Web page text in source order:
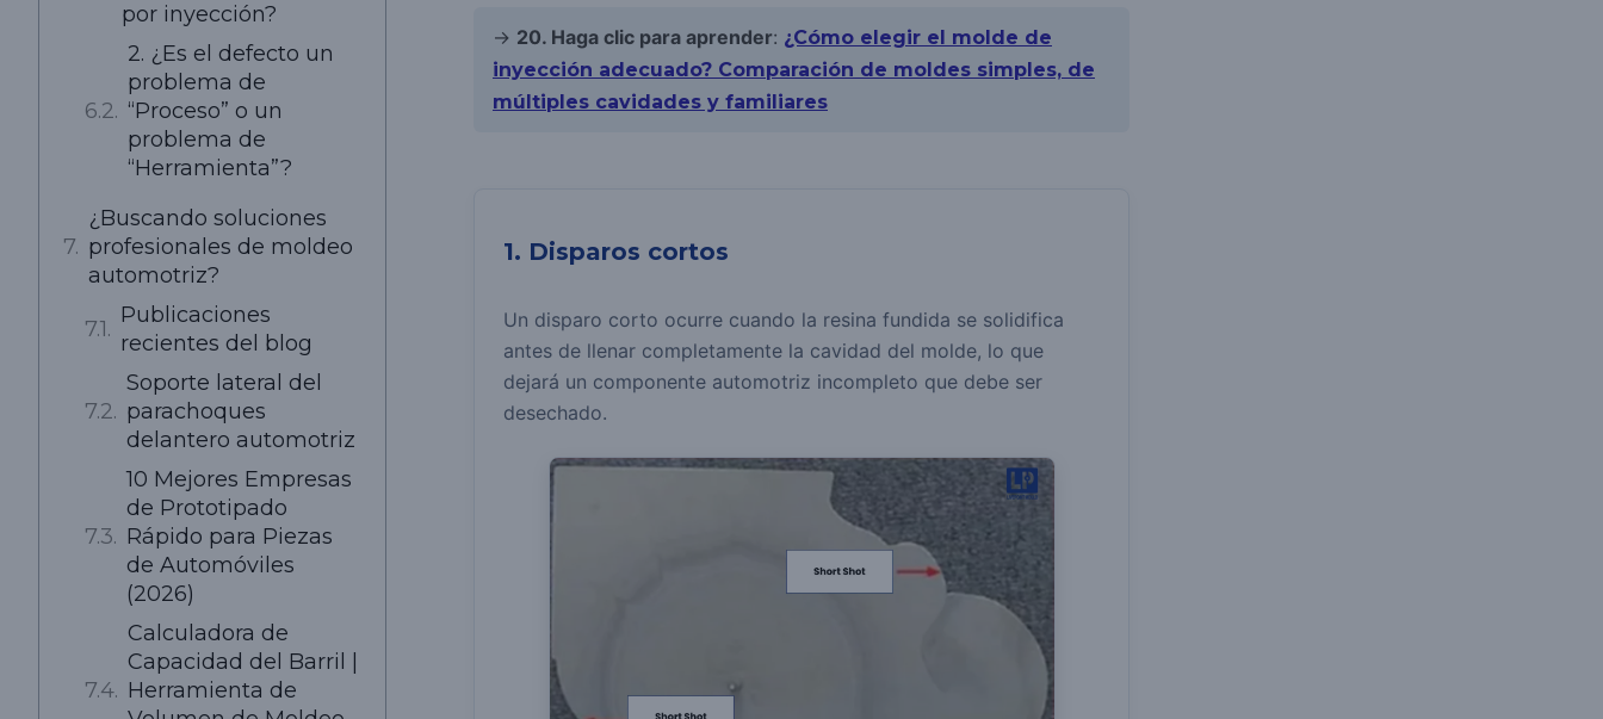
por inyección?
2. ¿Es el defecto un
problema de
“Proceso” o un
problema de
“Herramienta”?
¿Buscando soluciones
profesionales de moldeo
automotriz?
Publicaciones
recientes del blog
Soporte lateral del
parachoques
delantero automotriz
10 Mejores Empresas
de Prototipado
Rápido para Piezas
de Automóviles
(2026)
Calculadora de
Capacidad del Barril |
Herramienta de
→ 20. Haga clic para aprender: ¿Cómo elegir el molde de
inyección adecuado? Comparación de moldes simples, de
múltiples cavidades y familiares
1. Disparos cortos
Un disparo corto ocurre cuando la resina fundida se solidifica
antes de llenar completamente la cavidad del molde, lo que
dejará un componente automotriz incompleto que debe ser
desechado.